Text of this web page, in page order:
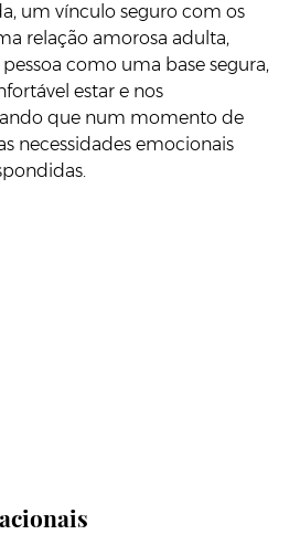
um vínculo seguro com os
relação amorosa adulta,
como uma base segura,
estar e nos
que num momento de
necessidades emocionais